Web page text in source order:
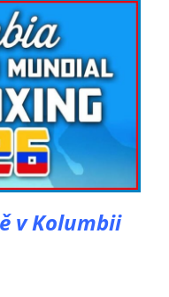
v Kolumbii